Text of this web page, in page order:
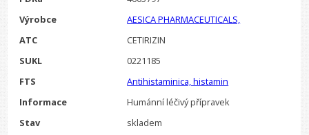
Výrobce
AESICA PHARMACEUTICALS,
ATC
CETIRIZIN
SUKL
0221185
FTS
Antihistaminica, histamin
Informace
Humánní léčivý přípravek
Stav
skladem